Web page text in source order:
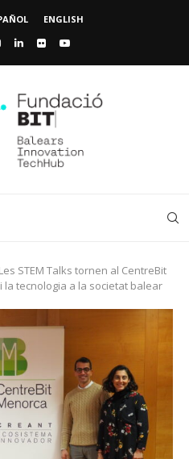
ENGLISH
Les STEM Talks tornen al CentreBit
tecnologia a la societat balear